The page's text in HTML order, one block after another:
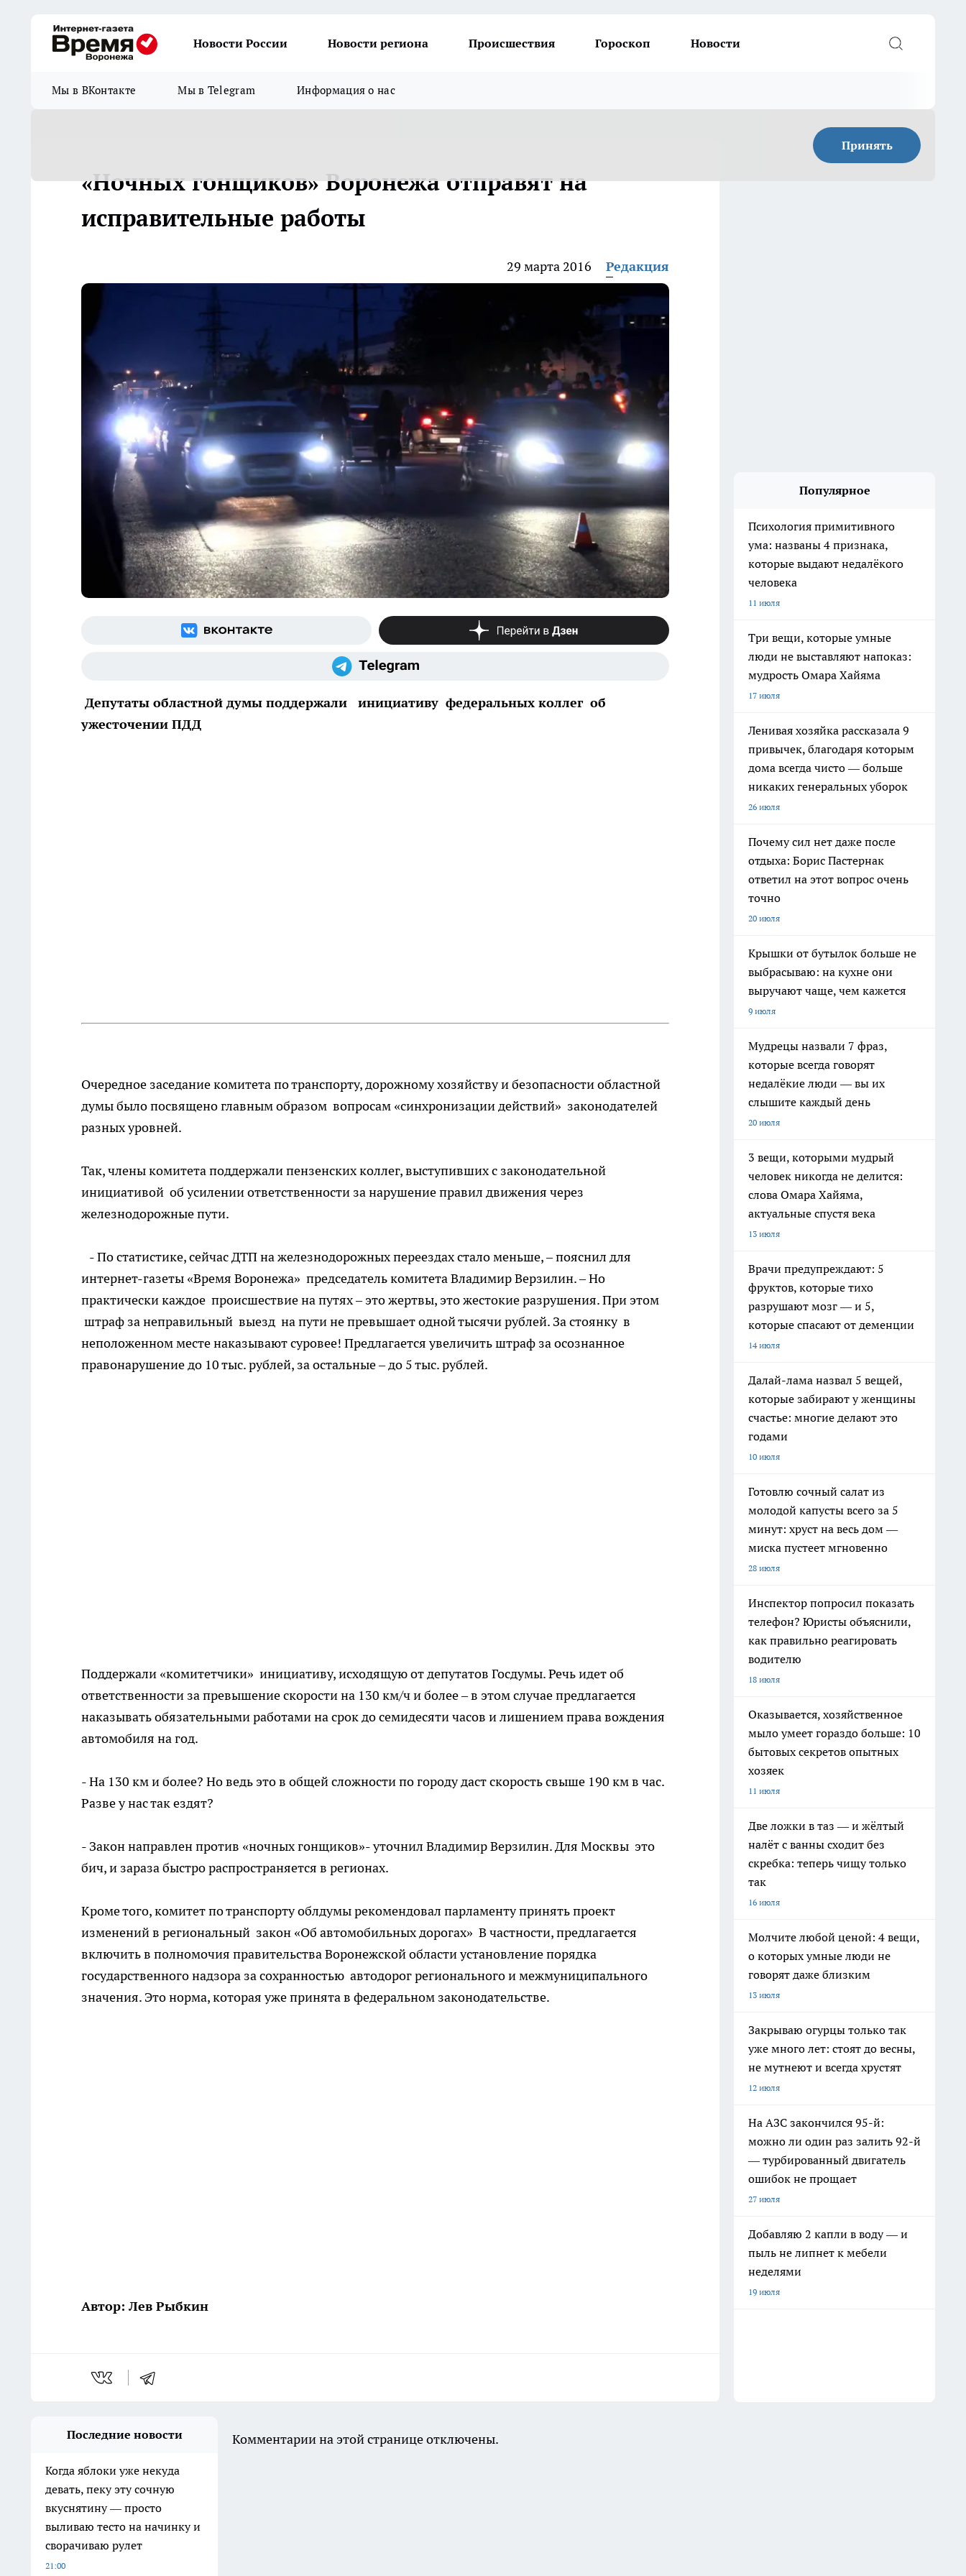
Новости России Новости региона Происшествия Гороскоп Новости
Мы в ВКонтакте Мы в Telegram Информация о нас
Принять
«Ночных гонщиков» Воронежа отправят на
исправительные работы
29 марта 2016 Редакция
Депутаты областной думы поддержали инициативу федеральных коллег об
ужесточении ПДД
Очередное заседание комитета по транспорту, дорожному хозяйству и безопасности областной
думы было посвящено главным образом вопросам «синхронизации действий» законодателей
разных уровней.
Так, члены комитета поддержали пензенских коллег, выступивших с законодательной
инициативой об усилении ответственности за нарушение правил движения через
железнодорожные пути.
- По статистике, сейчас ДТП на железнодорожных переездах стало меньше, – пояснил для
интернет-газеты «Время Воронежа» председатель комитета Владимир Верзилин. – Но
практически каждое происшествие на путях – это жертвы, это жестокие разрушения. При этом
штраф за неправильный выезд на пути не превышает одной тысячи рублей. За стоянку в
неположенном месте наказывают суровее! Предлагается увеличить штраф за осознанное
правонарушение до 10 тыс. рублей, за остальные – до 5 тыс. рублей.
Поддержали «комитетчики» инициативу, исходящую от депутатов Госдумы. Речь идет об
ответственности за превышение скорости на 130 км/ч и более – в этом случае предлагается
наказывать обязательными работами на срок до семидесяти часов и лишением права вождения
автомобиля на год.
- На 130 км и более? Но ведь это в общей сложности по городу даст скорость свыше 190 км в час.
Разве у нас так ездят?
- Закон направлен против «ночных гонщиков»- уточнил Владимир Верзилин. Для Москвы это
бич, и зараза быстро распространяется в регионах.
Кроме того, комитет по транспорту облдумы рекомендовал парламенту принять проект
изменений в региональный закон «Об автомобильных дорогах» В частности, предлагается
включить в полномочия правительства Воронежской области установление порядка
государственного надзора за сохранностью автодорог регионального и межмуниципального
значения. Это норма, которая уже принята в федеральном законодательстве.
Автор: Лев Рыбкин
Популярное
Психология примитивного
ума: названы 4 признака,
которые выдают недалёкого
человека
11 июля
Три вещи, которые умные
люди не выставляют напоказ:
мудрость Омара Хайяма
17 июля
Ленивая хозяйка рассказала 9
привычек, благодаря которым
дома всегда чисто — больше
никаких генеральных уборок
26 июля
Почему сил нет даже после
отдыха: Борис Пастернак
ответил на этот вопрос очень
точно
20 июля
Крышки от бутылок больше не
выбрасываю: на кухне они
выручают чаще, чем кажется
9 июля
Мудрецы назвали 7 фраз,
которые всегда говорят
недалёкие люди — вы их
слышите каждый день
20 июля
3 вещи, которыми мудрый
человек никогда не делится:
слова Омара Хайяма,
актуальные спустя века
13 июля
Врачи предупреждают: 5
фруктов, которые тихо
разрушают мозг — и 5,
которые спасают от деменции
14 июля
Далай-лама назвал 5 вещей,
которые забирают у женщины
счастье: многие делают это
годами
10 июля
Готовлю сочный салат из
молодой капусты всего за 5
минут: хруст на весь дом —
миска пустеет мгновенно
28 июля
Инспектор попросил показать
телефон? Юристы объяснили,
как правильно реагировать
водителю
18 июля
Оказывается, хозяйственное
мыло умеет гораздо больше: 10
бытовых секретов опытных
хозяек
11 июля
Две ложки в таз — и жёлтый
налёт с ванны сходит без
скребка: теперь чищу только
так
16 июля
Молчите любой ценой: 4 вещи,
о которых умные люди не
говорят даже близким
13 июля
Закрываю огурцы только так
уже много лет: стоят до весны,
не мутнеют и всегда хрустят
12 июля
На АЗС закончился 95-й:
можно ли один раз залить 92-й
— турбированный двигатель
ошибок не прощает
27 июля
Добавляю 2 капли в воду — и
пыль не липнет к мебели
неделями
19 июля
Последние новости
Когда яблоки уже некуда
девать, пеку эту сочную
вкуснятину — просто
выливаю тесто на начинку и
сворачиваю рулет
21:00
Комментарии на этой странице отключены.